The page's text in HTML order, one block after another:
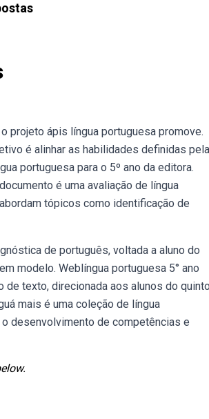
projeto ápis língua portuguesa promove.
é alinhar as habilidades definidas pela
portuguesa para o 5º ano da editora.
é uma avaliação de língua
tópicos como identificação de
de português, voltada a aluno do
modelo. Weblíngua portuguesa 5° ano
texto, direcionada aos alunos do quinto
mais é uma coleção de língua
desenvolvimento de competências e